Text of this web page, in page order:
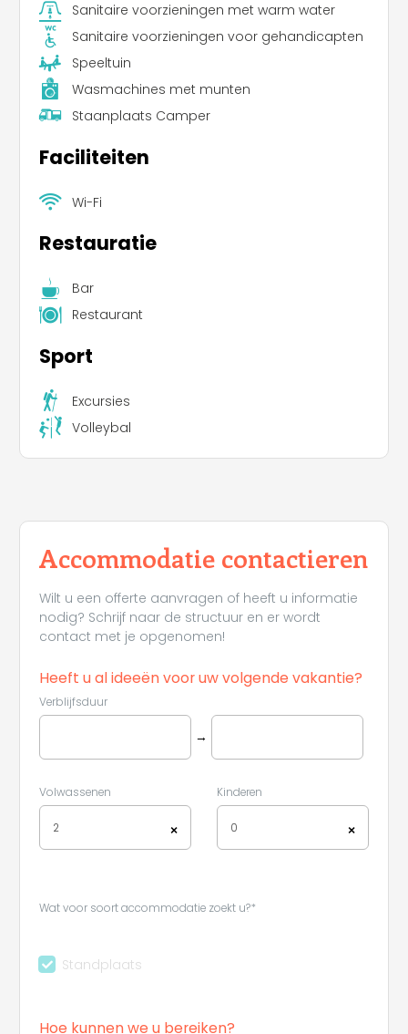
Sanitaire voorzieningen met warm water
Sanitaire voorzieningen voor gehandicapten
Speeltuin
Wasmachines met munten
Staanplaats Camper
Faciliteiten
Wi-Fi
Restauratie
Bar
Restaurant
Sport
Excursies
Volleybal
Accommodatie contactieren
Wilt u een offerte aanvragen of heeft u informatie
nodig? Schrijf naar de structuur en er wordt
contact met je opgenomen!
Heeft u al ideeën voor uw volgende vakantie?
Verblijfsduur
→
Volwassenen
×
2
Kinderen
×
0
Wat voor soort accommodatie zoekt u?*
Standplaats
Hoe kunnen we u bereiken?